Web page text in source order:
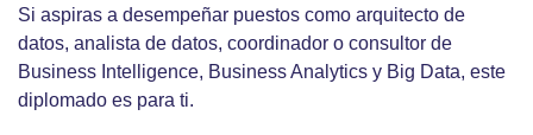
Si aspiras a desempeñar puestos como arquitecto de
datos, analista de datos, coordinador o consultor de
Business Intelligence, Business Analytics y Big Data, este
diplomado es para ti.